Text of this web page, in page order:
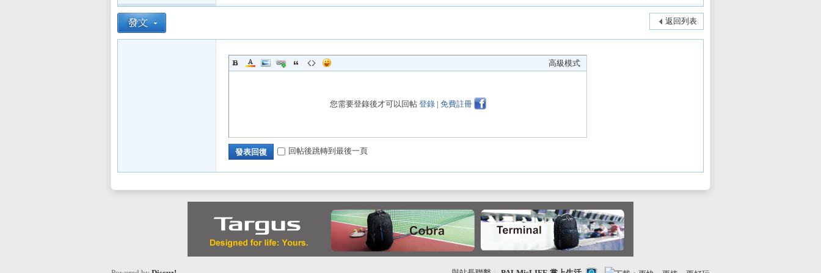
返回列表
高級模式
您需要登錄後才可以回帖 登錄| 免費註冊
發表回復 回帖後跳轉到最後一頁